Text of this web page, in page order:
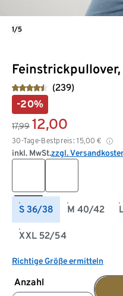
(239)
-20%
17,99 12,00
30-Tage-Bestpreis: 15,00 €
inkl. MwSt.zzgl.
S 36/38 M 40/42
XXL 52/54
Richtige Größe ermitteln
Anzahl
1/5